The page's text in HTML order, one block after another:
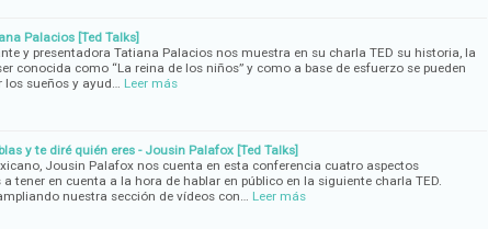
Palacios [Ted Talks]
y presentadora Tatiana Palacios nos muestra en su charla TED su historia, la
conocida como “La reina de los niños” y como a base de esfuerzo se pueden
los sueños y ayud… Leer más
y te diré quién eres - Jousin Palafox [Ted Talks]
Jousin Palafox nos cuenta en esta conferencia cuatro aspectos
tener en cuenta a la hora de hablar en público en la siguiente charla TED.
nuestra sección de vídeos con… Leer más